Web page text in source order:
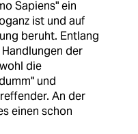
Sapiens" ein
ist und auf
beruht. Entlang
der
die
und
An der
einen schon